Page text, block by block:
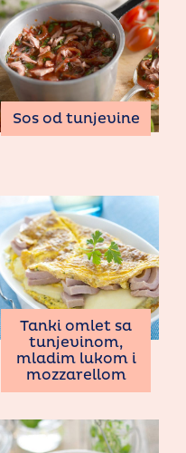
Sos od tunjevine
Tanki omlet sa
tunjevinom,
mladim lukom i
mozzarellom